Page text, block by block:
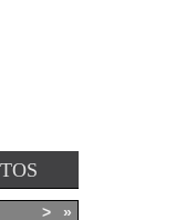
> »